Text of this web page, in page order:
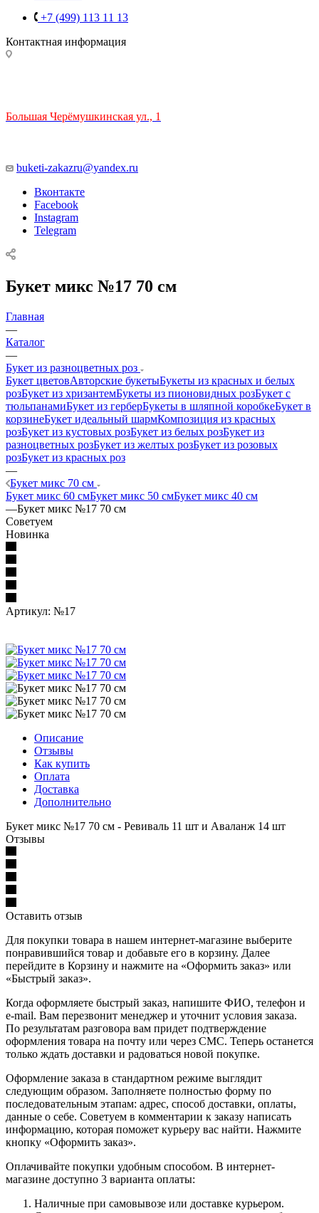
+7 (499) 113 11 13
Контактная информация
Большая Черёмушкинская ул., 1
buketi-zakazru@yandex.ru
Вконтакте
Facebook
Instagram
Telegram
Букет микс №17 70 см
Главная
—
Каталог
—
Букет из разноцветных роз
Букет цветовАвторские букетыБукеты из красных и белых
розБукет из хризантемБукеты из пионовидных розБукет с
тюльпанамиБукет из герберБукеты в шляпной коробкеБукет в
корзинеБукет идеальный шармКомпозиция из красных
розБукет из кустовых розБукет из белых розБукет из
разноцветных розБукет из желтых розБукет из розовых
розБукет из красных роз
—
Букет микс 70 см
Букет микс 60 смБукет микс 50 смБукет микс 40 см
—Букет микс №17 70 см
Советуем
Новинка
Артикул: №17
Описание
Отзывы
Как купить
Оплата
Доставка
Дополнительно
Букет микс №17 70 см - Ревиваль 11 шт и Аваланж 14 шт
Отзывы
Оставить отзыв
Для покупки товара в нашем интернет-магазине выберите
понравившийся товар и добавьте его в корзину. Далее
перейдите в Корзину и нажмите на «Оформить заказ» или
«Быстрый заказ».
Когда оформляете быстрый заказ, напишите ФИО, телефон и
e-mail. Вам перезвонит менеджер и уточнит условия заказа.
По результатам разговора вам придет подтверждение
оформления товара на почту или через СМС. Теперь останется
только ждать доставки и радоваться новой покупке.
Оформление заказа в стандартном режиме выглядит
следующим образом. Заполняете полностью форму по
последовательным этапам: адрес, способ доставки, оплаты,
данные о себе. Советуем в комментарии к заказу написать
информацию, которая поможет курьеру вас найти. Нажмите
кнопку «Оформить заказ».
Оплачивайте покупки удобным способом. В интернет-
магазине доступно 3 варианта оплаты:
Наличные при самовывозе или доставке курьером.